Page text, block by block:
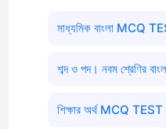
মাধ্যমিক বাংলা MCQ
শব্দ ও পদ। নবম শ্রেণির
শিক্ষার অর্থ MCQ TEST